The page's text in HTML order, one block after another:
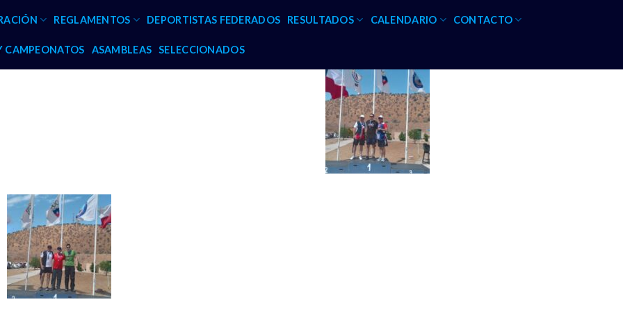
REGLAMENTOS DEPORTISTAS FEDERADOS RESULTADOS CALENDARIO CONTACTO
CAMPEONATOS ASAMBLEAS SELECCIONADOS